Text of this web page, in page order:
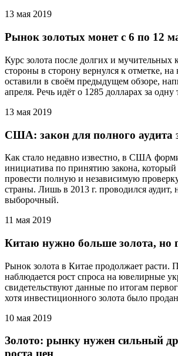
13 мая 2019
Рынок золотых монет c 6 по 12
Курс золота после долгих и мучительных
стороны в сторону вернулся к отметке,
оставили в своём предыдущем обзоре,
апреля. Речь идёт о 1285 долларах за
13 мая 2019
США: закон для полного аудита
Как стало недавно известно, в США
инициатива по принятию закона,
провести полную и независимую проверку
страны. Лишь в 2013 г. проводился аудит,
выборочный.
11 мая 2019
Китаю нужно больше золота, но
Рынок золота в Китае продолжает расти.
наблюдается рост спроса на ювелирные
свидетельствуют данные по итогам
хотя инвестиционного золота было
10 мая 2019
Золото: рынку нужен сильный